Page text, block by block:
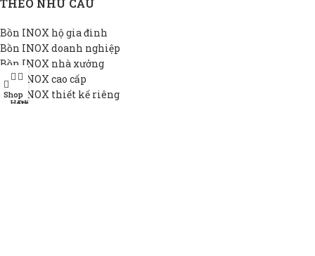
THEO NHU CẦU
Bồn INOX hộ gia đình
Bồn INOX doanh nghiệp
Bồn INOX nhà xưởng
Bồn INOX cao cấp
Bồn INOX thiết kế riêng
Shop
Hotline
Đại lý